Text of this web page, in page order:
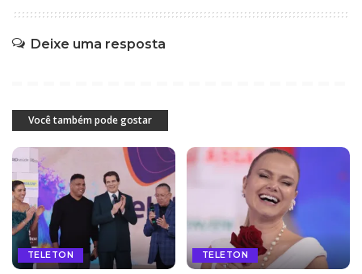
Deixe uma resposta
Você também pode gostar
TELETON TELETON